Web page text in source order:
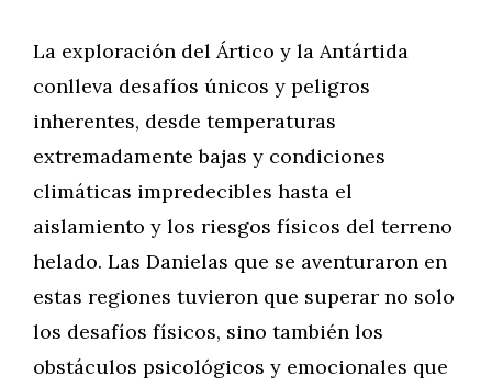
La exploración del Ártico y la Antártida
conlleva desafíos únicos y peligros
inherentes, desde temperaturas
extremadamente bajas y condiciones
climáticas impredecibles hasta el
aislamiento y los riesgos físicos del terreno
helado. Las Danielas que se aventuraron en
estas regiones tuvieron que superar no solo
los desafíos físicos, sino también los
obstáculos psicológicos y emocionales que